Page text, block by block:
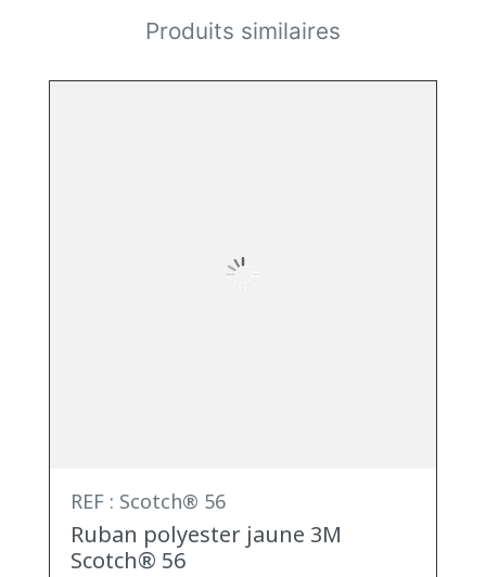
Produits similaires
REF : Scotch® 56
Ruban polyester jaune 3M
Scotch® 56